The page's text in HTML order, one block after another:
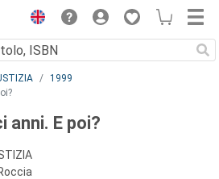
1999
anni. E poi?